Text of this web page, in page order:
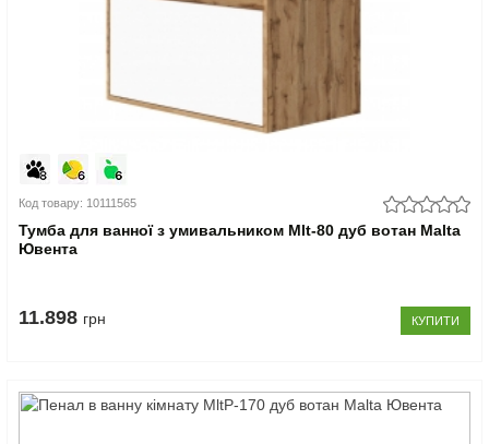
Код товару: 10111565
Тумба для ванної з умивальником Mlt-80 дуб вотан Malta
Ювента
11.898 грн КУПИТИ